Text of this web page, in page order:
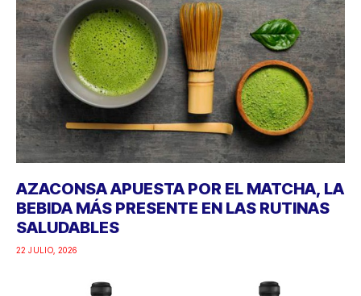
AZACONSA APUESTA POR EL MATCHA, LA
BEBIDA MÁS PRESENTE EN LAS RUTINAS
SALUDABLES
22 JULIO, 2026